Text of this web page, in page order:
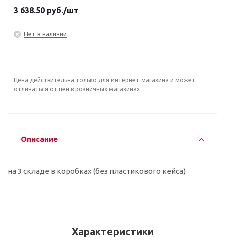
3 638.50 руб./шт
Нет в наличии
Цена действительна только для интернет-магазина и может
отличаться от цен в розничных магазинах
Описание
на 3 складе в коробках (без пластикового кейса)
Характеристики